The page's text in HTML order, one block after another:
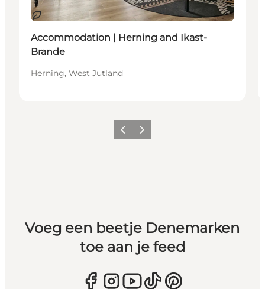
Duurzaam
Accommodation | Herning and Ikast-
Brande
Herning, West Jutland
Vorige Volgende
Voeg een beetje Denemarken
toe aan je feed